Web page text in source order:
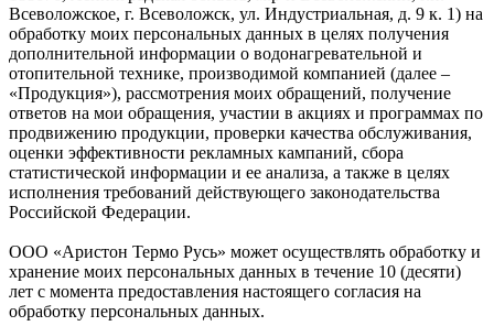
Всеволожское, г. Всеволожск, ул. Индустриальная, д. 9 к. 1) на
обработку моих персональных данных в целях получения
дополнительной информации о водонагревательной и
отопительной технике, производимой компанией (далее –
«Продукция»), рассмотрения моих обращений, получение
ответов на мои обращения, участии в акциях и программах по
продвижению продукции, проверки качества обслуживания,
оценки эффективности рекламных кампаний, сбора
статистической информации и ее анализа, а также в целях
исполнения требований действующего законодательства
Российской Федерации.
ООО «Аристон Термо Русь» может осуществлять обработку и
хранение моих персональных данных в течение 10 (десяти)
лет с момента предоставления настоящего согласия на
обработку персональных данных.